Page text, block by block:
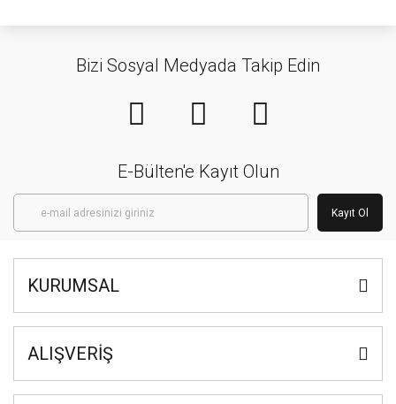
Bizi Sosyal Medyada Takip Edin
E-Bülten'e Kayıt Olun
Kayıt Ol
KURUMSAL
ALIŞVERİŞ